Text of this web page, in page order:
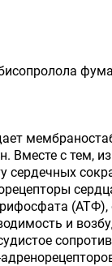
Вместе с тем,
сердечных
(АТФ),
и